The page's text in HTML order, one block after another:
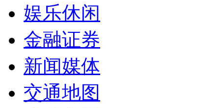
娱乐休闲
金融证券
新闻媒体
交通地图